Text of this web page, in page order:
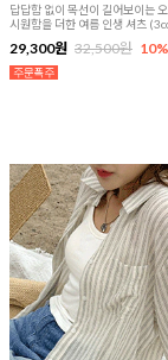
답답함 없이 목선이 길어보이는
시원함을 더한 여름 인생 셔츠
29,300원 32,500원 10%